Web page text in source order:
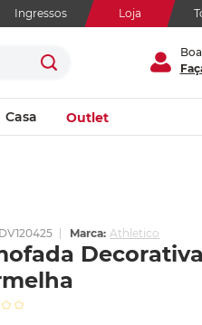
Ingressos Loja
Casa Outlet
Marca: Athletico